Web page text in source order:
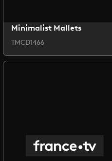
Minimalist Mallets
TMCD1466